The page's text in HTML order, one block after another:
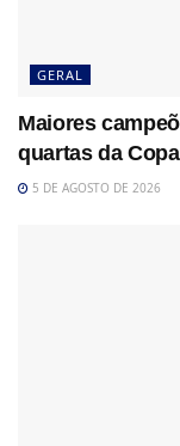
GERAL
Maiores
quartas da
5 DE AGOSTO DE 2026